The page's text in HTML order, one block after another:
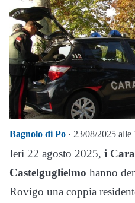
Bagnolo di Po · 23/08/2025 alle
Ieri 22 agosto 2025, i
Castelguglielmo hanno
Rovigo una coppia